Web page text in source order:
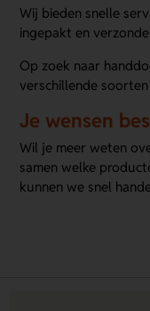
Wij bieden snelle
ingepakt en
Op zoek naar
verschillende soorten
Je wensen
Wil je meer weten
samen welke
kunnen we snel